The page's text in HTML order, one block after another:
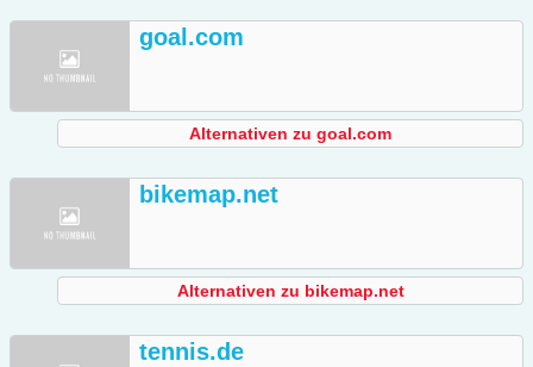
goal.com
Alternativen zu goal.com
bikemap.net
Alternativen zu bikemap.net
tennis.de